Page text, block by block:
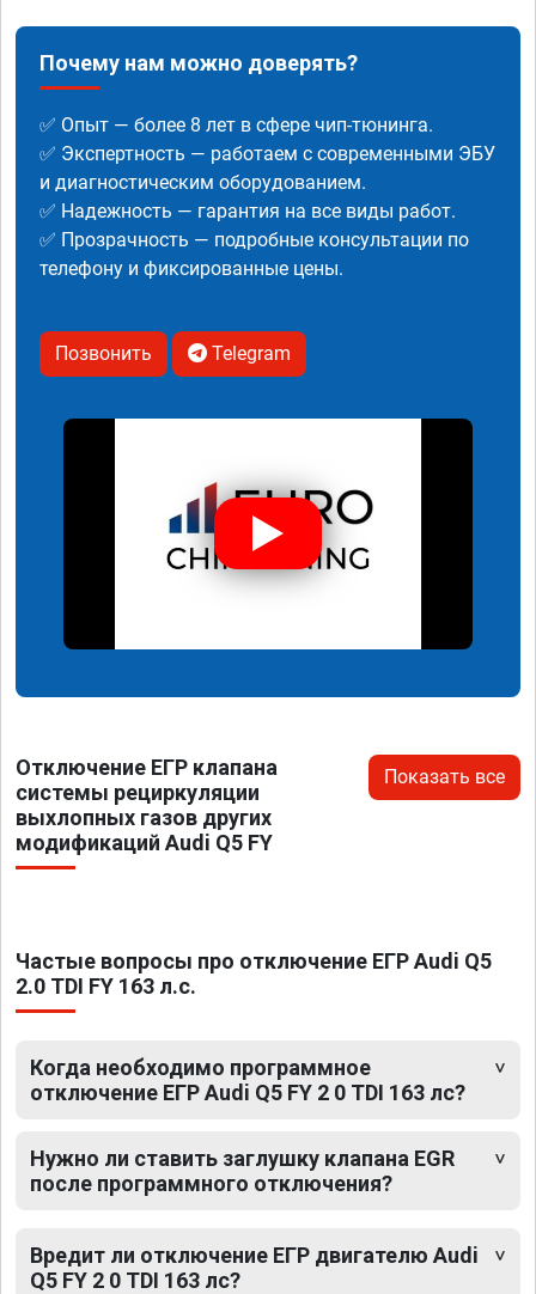
Почему нам можно доверять?
✅ Опыт — более 8 лет в сфере чип-тюнинга.
✅ Экспертность — работаем с современными ЭБУ
и диагностическим оборудованием.
✅ Надежность — гарантия на все виды работ.
✅ Прозрачность — подробные консультации по
телефону и фиксированные цены.
Позвонить Telegram
Отключение ЕГР клапана
системы рециркуляции
выхлопных газов других
модификаций Audi Q5 FY
Показать все
Частые вопросы про отключение ЕГР Audi Q5
2.0 TDI FY 163 л.с.
Когда необходимо программное
отключение ЕГР Audi Q5 FY 2 0 TDI 163 лс?
Нужно ли ставить заглушку клапана EGR
после программного отключения?
Вредит ли отключение ЕГР двигателю Audi
Q5 FY 2 0 TDI 163 лс?